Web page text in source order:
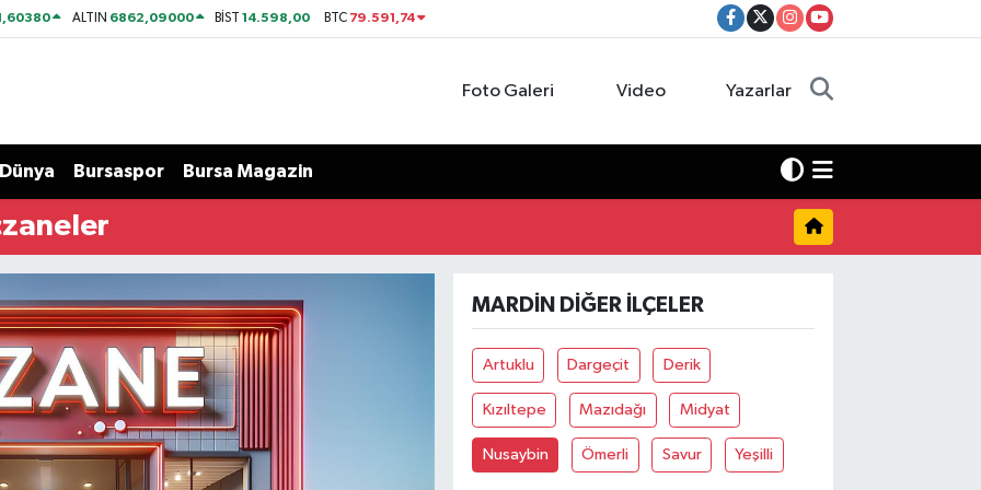
ALTIN 6862,09000 BİST14.598,00 BTC 79.591,74
Foto Galeri Video Yazarlar
Dünya Bursaspor Bursa Magazin
MARDIN DIĞER İLÇELER
Artuklu Dargeçit Derik
Kızıltepe Mazıdağı Midyat
Nusaybin Ömerli Savur Yeşilli